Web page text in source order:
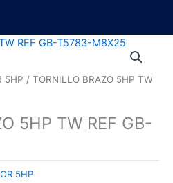
5HP / TORNILLO BRAZO 5HP TW
5HP TW REF GB-
5HP